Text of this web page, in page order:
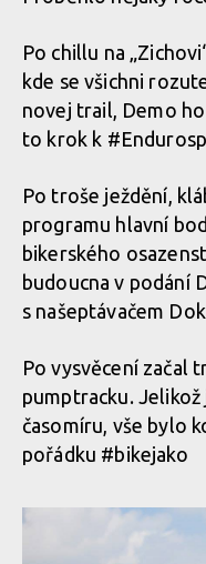
Demo Air Day - dvojitý
Demo Air Day - dvojitý
Demo Air Day - dvojitý
Demo Air Day - dvojitý
Demo Air Day - dvojitý
Demo Air Day - dvojitý
Demo Air Day - dvojitý
Demo Air Day - dvojitý
Demo Air Day - dvojitý
Demo Air Day - dvojitý
Po chillu na
kde se všichni
novej trail, Demo
to krok k
Po troše ježdění,
programu hlavní
bikerského
budoucna v podání
s našeptávačem
Po vysvěcení začal
pumptracku.
časomíru, vše bylo
pořádku #bikejako